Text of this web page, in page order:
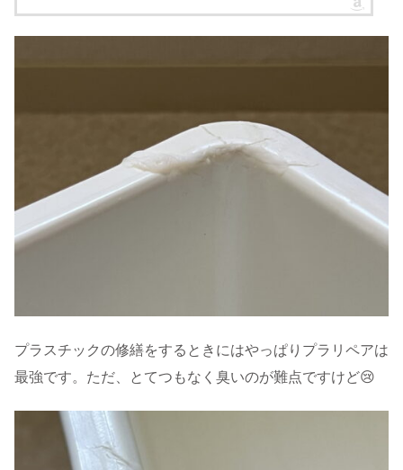
プラスチックの修繕をするときにはやっぱりプラリペアは
最強です。ただ、とてつもなく臭いのが難点ですけど😢